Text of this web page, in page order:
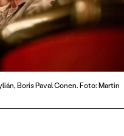
Boris Paval Conen. Foto: Martin